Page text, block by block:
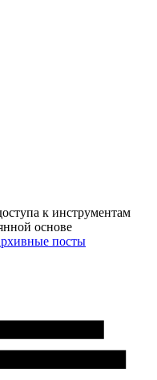
к инструментам
основе
посты